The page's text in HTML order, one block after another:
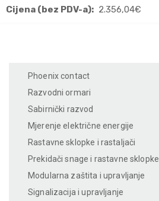
Cijena (bez PDV-a): 2.356,04€
Phoenix contact
Razvodni ormari
Sabirnički razvod
Mjerenje električne energije
Rastavne sklopke i rastaljači
Prekidači snage i rastavne sklopke
Modularna zaštita i upravljanje
Signalizacija i upravljanje